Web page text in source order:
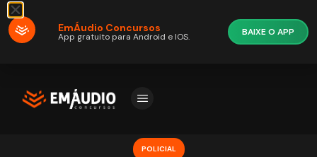
POLICIAL
EmÁudio Concursos
App gratuito para Android e IOS. BAIXE O APP